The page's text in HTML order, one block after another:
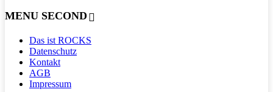
MENU SECOND
Das ist ROCKS
Datenschutz
Kontakt
AGB
Impressum